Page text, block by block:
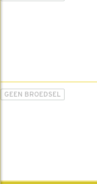
GEEN BROEDSEL